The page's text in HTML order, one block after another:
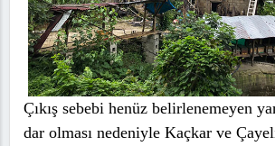
Çıkış sebebi henüz belirlenemeyen
dar olması nedeniyle Kaçkar ve